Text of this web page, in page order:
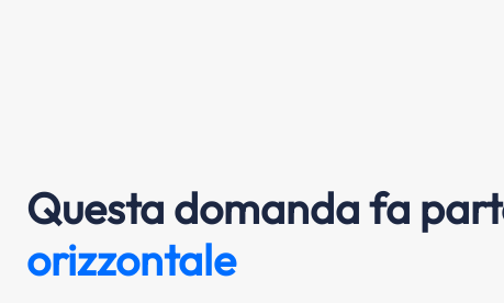
Questa domanda fa
orizzontale